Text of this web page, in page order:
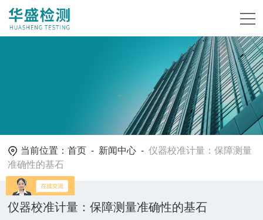
当前位置：首页 - 新闻中心 -仪器校准计量：保障测量
准确性的基石
仪器校准计量：保障测量准确性的基石